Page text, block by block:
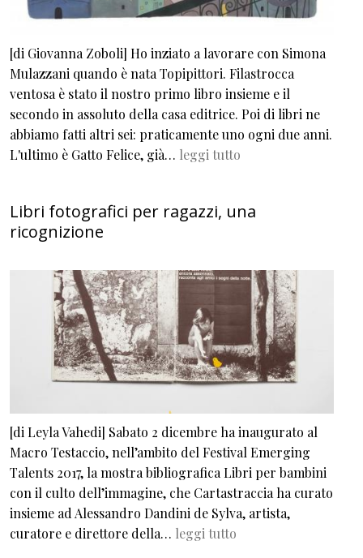
[di Giovanna Zoboli] Ho inziato a lavorare con Simona
Mulazzani quando è nata Topipittori. Filastrocca
ventosa è stato il nostro primo libro insieme e il
secondo in assoluto della casa editrice. Poi di libri ne
abbiamo fatti altri sei: praticamente uno ogni due anni.
L'ultimo è Gatto Felice, già… leggi tutto
Libri fotografici per ragazzi, una
ricognizione
[di Leyla Vahedi] Sabato 2 dicembre ha inaugurato al
Macro Testaccio, nell’ambito del Festival Emerging
Talents 2017, la mostra bibliografica Libri per bambini
con il culto dell’immagine, che Cartastraccia ha curato
insieme ad Alessandro Dandini de Sylva, artista,
curatore e direttore della… leggi tutto